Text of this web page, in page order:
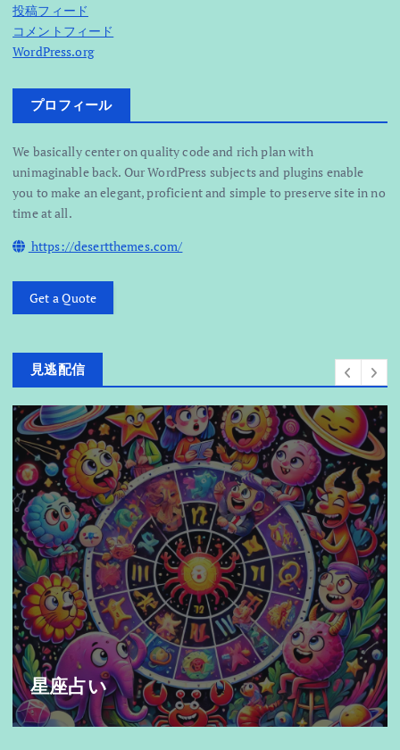
投稿フィード
コメントフィード
WordPress.org
プロフィール
We basically center on quality code and rich plan with
unimaginable back. Our WordPress subjects and plugins enable
you to make an elegant, proficient and simple to preserve site in no
time at all.
https://desertthemes.com/
Get a Quote
見逃配信
「新垣結衣がCMで魅せる！その魅力と
影響力を徹底解析」